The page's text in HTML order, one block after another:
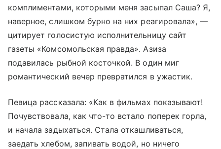
комплиментами, которыми меня засыпал Саша? Я,
наверное, слишком бурно на них реагировала», —
цитирует голосистую исполнительницу сайт
газеты «Комсомольская правда». Азиза
подавилась рыбной косточкой. В один миг
романтический вечер превратился в ужастик.
Певица рассказала: «Как в фильмах показывают!
Почувствовала, как что-то встало поперек горла,
и начала задыхаться. Стала откашливаться,
заедать хлебом, запивать водой, но ничего